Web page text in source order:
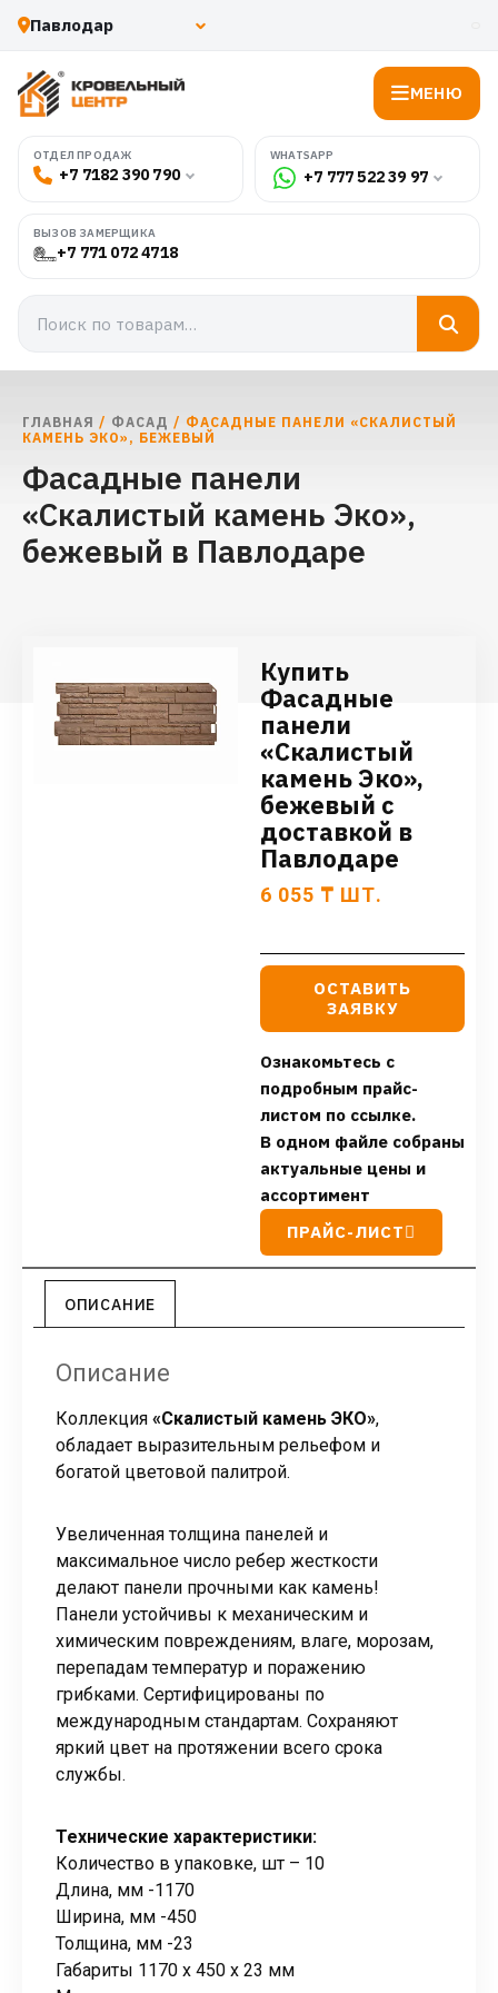
МЕНЮ
ОТДЕЛ ПРОДАЖ
+7 7182 390 790
WHATSAPP
+7 777 522 39 97
ВЫЗОВ ЗАМЕРЩИКА
+7 771 072 4718
ГЛАВНАЯ / ФАСАД / ФАСАДНЫЕ ПАНЕЛИ «СКАЛИСТЫЙ
КАМЕНЬ ЭКО», БЕЖЕВЫЙ
Фасадные панели
«Скалистый камень Эко»,
бежевый в Павлодаре
Купить
Фасадные
панели
«Скалистый
камень Эко»,
бежевый с
доставкой в
Павлодаре
6 055 ₸ ШТ.
ОСТАВИТЬ
ЗАЯВКУ
Ознакомьтесь с
подробным прайс-
листом по ссылке.
В одном файле собраны
актуальные цены и
ассортимент
ПРАЙС-ЛИСТ
ОПИСАНИЕ
Описание
Коллекция «Скалистый камень ЭКО»,
обладает выразительным рельефом и
богатой цветовой палитрой.
Увеличенная толщина панелей и
максимальное число ребер жесткости
делают панели прочными как камень!
Панели устойчивы к механическим и
химическим повреждениям, влаге, морозам,
перепадам температур и поражению
грибками. Сертифицированы по
международным стандартам. Сохраняют
яркий цвет на протяжении всего срока
службы.
Технические характеристики:
Количество в упаковке, шт – 10
Длина, мм -1170
Ширина, мм -450
Толщина, мм -23
Габариты 1170 x 450 x 23 мм